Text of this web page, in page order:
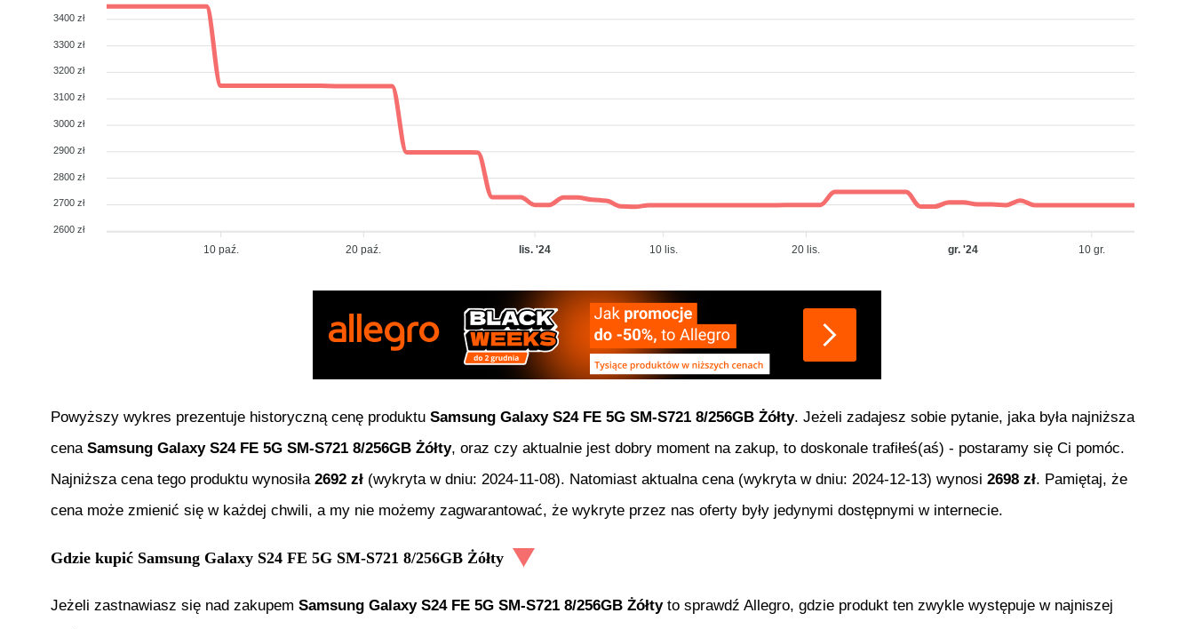
3400 zł
3300 zł
3200 zł
3100 zł
3000 zł
2900 zł
2800 zł
2700 zł
2600 zł
10 paź. 20 paź. lis. '24 10 lis. 20 lis. gr. '24 10 gr.
Powyższy wykres prezentuje historyczną cenę produktu Samsung Galaxy S24 FE 5G SM-S721 8/256GB Żółty. Jeżeli zadajesz sobie pytanie, jaka była najniższa
cena Samsung Galaxy S24 FE 5G SM-S721 8/256GB Żółty, oraz czy aktualnie jest dobry moment na zakup, to doskonale trafiłeś(aś) - postaramy się Ci pomóc.
Najniższa cena tego produktu wynosiła 2692 zł (wykryta w dniu: 2024-11-08). Natomiast aktualna cena (wykryta w dniu: 2024-12-13) wynosi 2698 zł. Pamiętaj, że
cena może zmienić się w każdej chwili, a my nie możemy zagwarantować, że wykryte przez nas oferty były jedynymi dostępnymi w internecie.
Gdzie kupić Samsung Galaxy S24 FE 5G SM-S721 8/256GB Żółty
Jeżeli zastnawiasz się nad zakupem Samsung Galaxy S24 FE 5G SM-S721 8/256GB Żółtyto sprawdź Allegro, gdzie produkt ten zwykle występuje w najniszej